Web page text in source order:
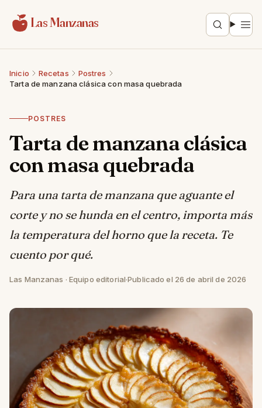
Las Manzanas
Inicio Recetas
Postres
Tarta de manzana clásica con masa quebrada
POSTRES
Tarta de manzana clásica
con masa quebrada
Para una tarta de manzana que aguante el
corte y no se hunda en el centro, importa más
la temperatura del horno que la receta. Te
cuento por qué.
Las Manzanas · Equipo editorial·Publicado el 26 de abril de 2026